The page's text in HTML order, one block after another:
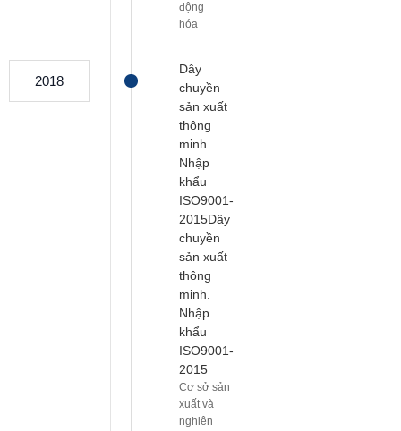
động
hóa
2018
Dây
chuyền
sản xuất
thông
minh.
Nhập
khẩu
ISO9001-
2015Dây
chuyền
sản xuất
thông
minh.
Nhập
khẩu
ISO9001-
2015
Cơ sở sản
xuất và
nghiên